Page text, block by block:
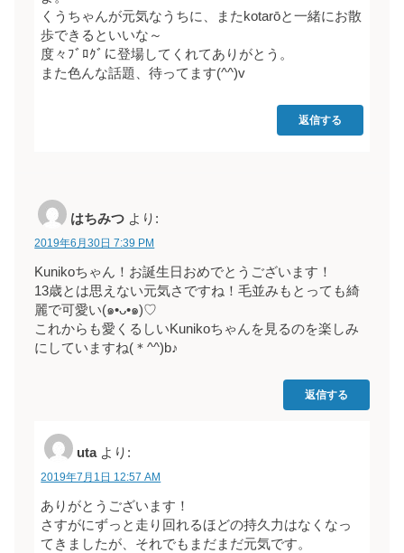
くうちゃんが元気なうちに、またkotarōと一緒にお散
歩できるといいな～
度々ﾌﾞﾛｸﾞに登場してくれてありがとう。
また色んな話題、待ってます(^^)v
返信する
はちみつ より:
2019年6月30日 7:39 PM
Kunikoちゃん！お誕生日おめでとうございます！
13歳とは思えない元気さですね！毛並みもとっても綺
麗で可愛い(๑•ᴗ•๑)♡
これからも愛くるしいKunikoちゃんを見るのを楽しみ
にしていますね(＊^^)b♪
返信する
uta より:
2019年7月1日 12:57 AM
ありがとうございます！
さすがにずっと走り回れるほどの持久力はなくなっ
てきましたが、それでもまだまだ元気です。